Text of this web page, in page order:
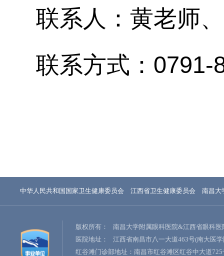
联系人：黄老师
联系方式： 0791-
中华人民共和国国家卫生健康委员会 江西省卫生健康委员会 南昌大
版权所有：
南昌大学附属眼科医院&江西省眼科医
医院地址：
江西省南昌市八一大道463号(南大医
红谷滩门诊部地址：南昌市红谷滩区红谷中大道725